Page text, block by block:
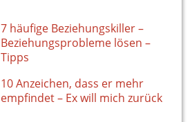
7 häufige Beziehungskiller –
Beziehungsprobleme lösen –
Tipps
10 Anzeichen, dass er mehr
empfindet – Ex will mich zurück